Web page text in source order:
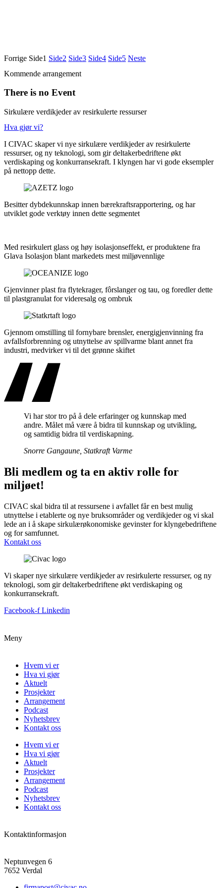
Forrige Side1 Side2 Side3 Side4 Side5 Neste
Kommende arrangement
There is no Event
Sirkulære verdikjeder av resirkulerte ressurser
Hva gjør vi?
I CIVAC skaper vi nye sirkulære verdikjeder av resirkulerte
ressurser, og ny teknologi, som gir deltakerbedriftene økt
verdiskaping og konkurransekraft. I klyngen har vi gode eksempler
på nettopp dette.
Besitter dybdekunnskap innen bærekraftsrapportering, og har
utviklet gode verktøy innen dette segmentet
Med resirkulert glass og høy isolasjonseffekt, er produktene fra
Glava Isolasjon blant markedets mest miljøvennlige
Gjenvinner plast fra flytekrager, fôrslanger og tau, og foredler dette
til plastgranulat for videresalg og ombruk
Gjennom omstilling til fornybare brensler, energigjenvinning fra
avfallsforbrenning og utnyttelse av spillvarme blant annet fra
industri, medvirker vi til det grønne skiftet
Vi har stor tro på å dele erfaringer og kunnskap med
andre. Målet må være å bidra til kunnskap og utvikling,
og samtidig bidra til verdiskapning.
Snorre Gangaune, Statkraft Varme
Bli medlem og ta en aktiv rolle for
miljøet!
CIVAC skal bidra til at ressursene i avfallet får en best mulig
utnyttelse i etablerte og nye bruksområder og verdikjeder og vi skal
lede an i å skape sirkulærøkonomiske gevinster for klyngebedriftene
og for samfunnet.
Kontakt oss
Vi skaper nye sirkulære verdikjeder av resirkulerte ressurser, og ny
teknologi, som gir deltakerbedriftene økt verdiskaping og
konkurransekraft.
Facebook-f Linkedin
Meny
Hvem vi er
Hva vi gjør
Aktuelt
Prosjekter
Arrangement
Podcast
Nyhetsbrev
Kontakt oss
Hvem vi er
Hva vi gjør
Aktuelt
Prosjekter
Arrangement
Podcast
Nyhetsbrev
Kontakt oss
Kontaktinformasjon
Neptunvegen 6
7652 Verdal